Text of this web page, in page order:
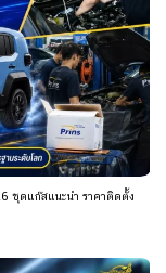
ชุดแก๊สแนะนำ ราคาติดตั้ง